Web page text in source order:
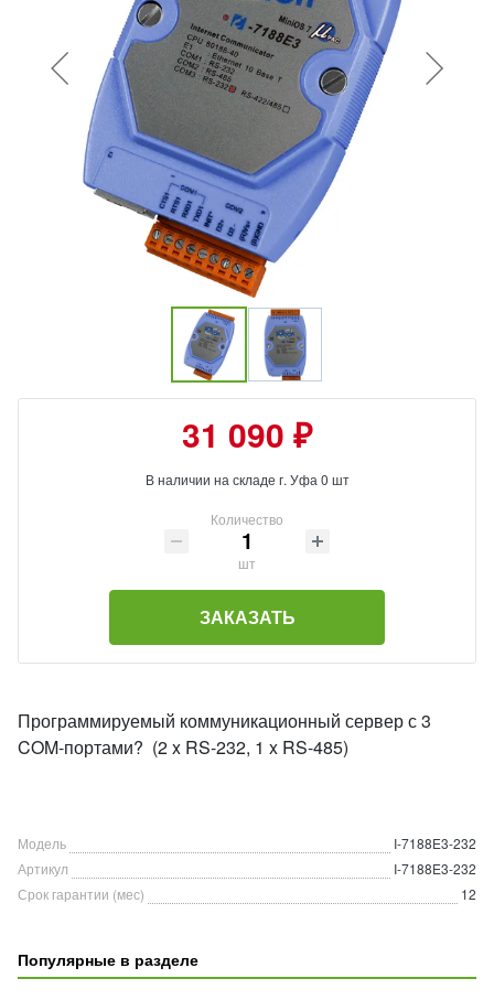
31 090 ₽
В наличии на складе г. Уфа 0 шт
Количество
шт
ЗАКАЗАТЬ
Программируемый коммуникационный сервер с 3
COM-портами? (2 x RS-232, 1 x RS-485)
Модель
I-7188E3-232
Артикул
I-7188E3-232
Срок гарантии (мес)
12
Популярные в разделе